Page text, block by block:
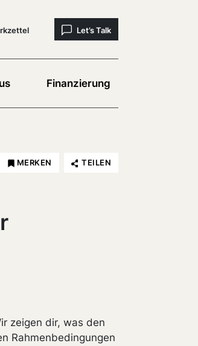
Let’s Talk
Finanzierung
MERKEN TEILEN
zeigen dir, was den
Rahmenbedingungen